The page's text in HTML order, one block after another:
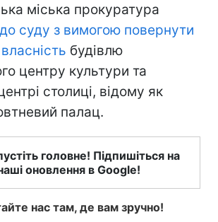
міська прокуратура
суду з вимогою повернути
будівлю
центру культури та
столиці, відому як
палац.
головне! Підпишіться на
оновлення в Google!
нас там, де вам зручно!